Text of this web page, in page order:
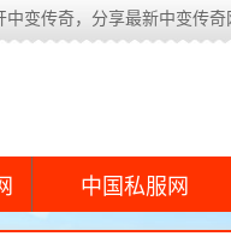
变传奇，分享最新中变传奇
中国私服网